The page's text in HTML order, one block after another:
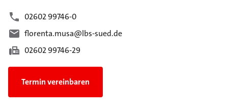
02602 99746-0
florenta.musa@lbs-sued.de
02602 99746-29
Termin vereinbaren